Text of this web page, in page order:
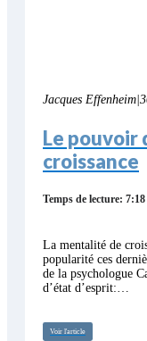
Jacques Effenheim
Le pouvoir
croissance
Temps de lecture:
La mentalité de
popularité ces
de la psychologue
d’état d’esprit:…
Voir l'article